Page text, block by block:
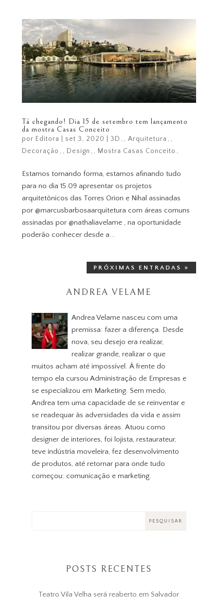
Tá chegando! Dia 15 de setembro tem lançamento
da mostra Casas Conceito
por Editora set 3, 2020 3D , Arquitetura
,
Decoração
, Design , Mostra Casas Conceito
Estamos tomando forma, estamos afinando tudo
para no dia 15.09 apresentar os projetos
arquitetônicos das Torres Orion e Nihal assinadas
por @marcusbarbosaarquitetura com áreas comuns
assinadas por @nathaliavelame , na oportunidade
poderão conhecer desde a...
PRÓXIMAS ENTRADAS »
ANDREA VELAME
Andrea Velame nasceu com uma
premissa: fazer a diferença. Desde
nova, seu desejo era realizar,
realizar grande, realizar o que
muitos acham até impossível. À frente do
tempo ela cursou Administração de Empresas e
se especializou em Marketing. Sem medo,
Andrea tem uma capacidade de se reinventar e
se readequar às adversidades da vida e assim
transitou por diversas áreas. Atuou como
designer de interiores, foi lojista, restaurateur,
teve indústria moveleira, fez desenvolvimento
de produtos, até retornar para onde tudo
começou: comunicação e marketing.
POSTS RECENTES
Teatro Vila Velha será reaberto em Salvador